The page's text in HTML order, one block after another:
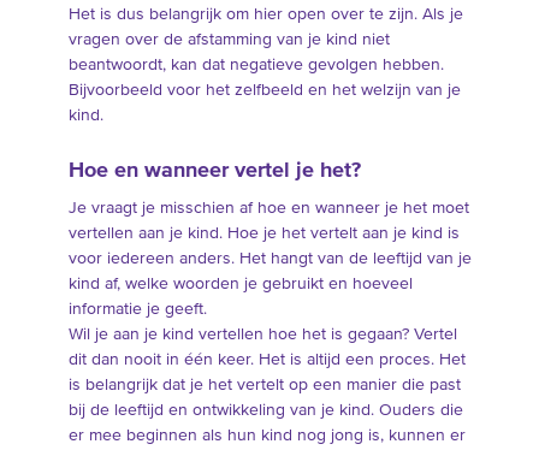
Het is dus belangrijk om hier open over te zijn. Als je
vragen over de afstamming van je kind niet
beantwoordt, kan dat negatieve gevolgen hebben.
Bijvoorbeeld voor het zelfbeeld en het welzijn van je
kind.
Hoe en wanneer vertel je het?
Je vraagt je misschien af hoe en wanneer je het moet
vertellen aan je kind. Hoe je het vertelt aan je kind is
voor iedereen anders. Het hangt van de leeftijd van je
kind af, welke woorden je gebruikt en hoeveel
informatie je geeft.
Wil je aan je kind vertellen hoe het is gegaan? Vertel
dit dan nooit in één keer. Het is altijd een proces. Het
is belangrijk dat je het vertelt op een manier die past
bij de leeftijd en ontwikkeling van je kind. Ouders die
er mee beginnen als hun kind nog jong is, kunnen er